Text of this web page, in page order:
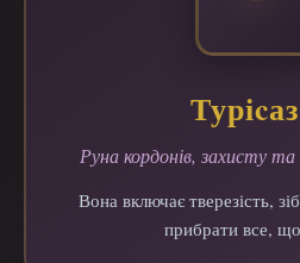
Руна кордонів, захисту та
Вона включає тверезість,
прибрати все,